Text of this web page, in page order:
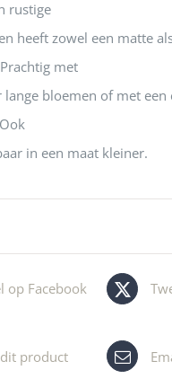
rustige
heeft zowel een matte
met
lange bloemen of met een
in een maat kleiner.
op Facebook
product